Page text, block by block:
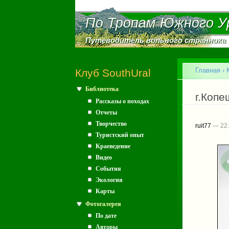
По Тропам Южного
По Тропам Южного
Путеводитель вольного странника
Путеводитель вольного странника
Клуб SouthUral
Библиотека
Рассказы о походах
Отчеты
Творчество
Туристский опыт
Краеведение
Видео
События
Экология
Карты
Фотогалерея
По дате
Авторы
Вы
Главная ›
ruit77 —